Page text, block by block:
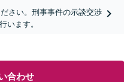
さい。刑事事件の示談交渉
います。
合わせ